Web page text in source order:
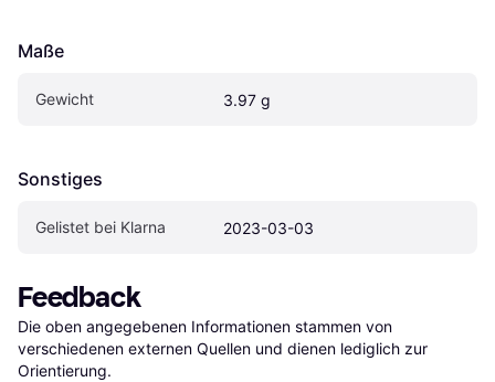
Maße
Gewicht 3.97 g
Sonstiges
Gelistet bei Klarna 2023-03-03
Feedback
Die oben angegebenen Informationen stammen von
verschiedenen externen Quellen und dienen lediglich zur
Orientierung.